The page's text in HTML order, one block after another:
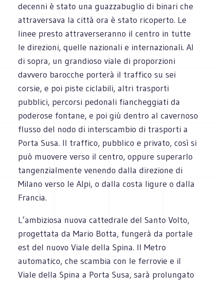
decenni è stato una guazzabuglio di binari che
attraversava la città ora è stato ricoperto. Le
linee presto attraverseranno il centro in tutte
le direzioni, quelle nazionali e internazionali. Al
di sopra, un grandioso viale di proporzioni
davvero barocche porterà il traffico su sei
corsie, e poi piste ciclabili, altri trasporti
pubblici, percorsi pedonali fiancheggiati da
poderose fontane, e poi giù dentro al cavernoso
flusso del nodo di interscambio di trasporti a
Porta Susa. Il traffico, pubblico e privato, così si
può muovere verso il centro, oppure superarlo
tangenzialmente venendo dalla direzione di
Milano verso le Alpi, o dalla costa ligure o dalla
Francia.
L’ambiziosa nuova cattedrale del Santo Volto,
progettata da Mario Botta, fungerà da portale
est del nuovo Viale della Spina. Il Metro
automatico, che scambia con le ferrovie e il
Viale della Spina a Porta Susa, sarà prolungato